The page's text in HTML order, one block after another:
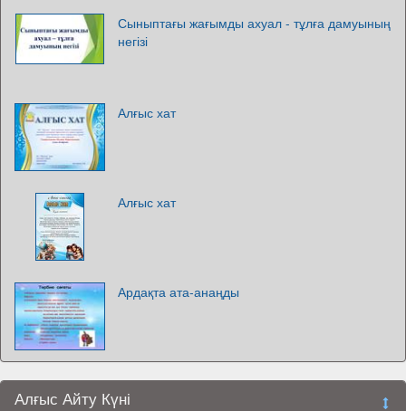
Сыныптағы жағымды ахуал - тұлға дамуының
негізі
Алғыс хат
Алғыс хат
Ардақта ата-анаңды
Алғыс Айту Күні